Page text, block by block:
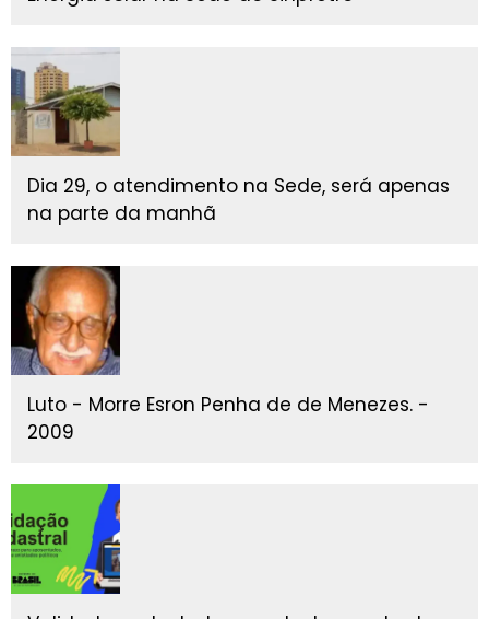
Dia 29, o atendimento na Sede, será apenas
na parte da manhã
Luto - Morre Esron Penha de de Menezes. -
2009